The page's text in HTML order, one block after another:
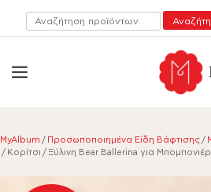
Αναζήτηση
για:
open
MyAlbum / Προσωποποιημένα Είδη Βάφτισης /
/ Κορίτσι / Ξύλινη Bear Ballerina για